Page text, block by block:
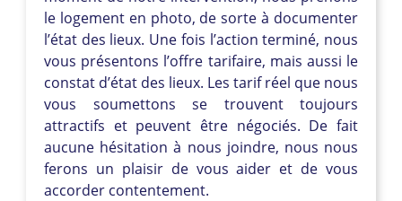
le logement en photo, de sorte à documenter
l’état des lieux. Une fois l’action terminé, nous
vous présentons l’offre tarifaire, mais aussi le
constat d’état des lieux. Les tarif réel que nous
vous soumettons se trouvent toujours
attractifs et peuvent être négociés. De fait
aucune hésitation à nous joindre, nous nous
ferons un plaisir de vous aider et de vous
accorder contentement.